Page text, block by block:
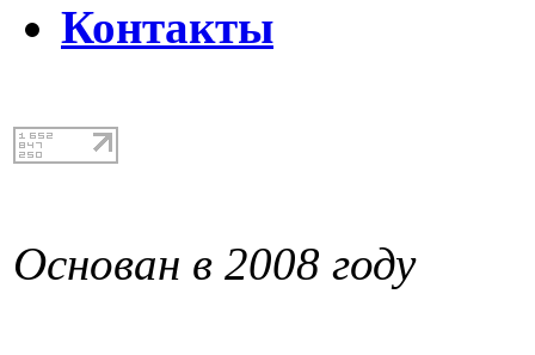
Контакты
Основан в 2008 году